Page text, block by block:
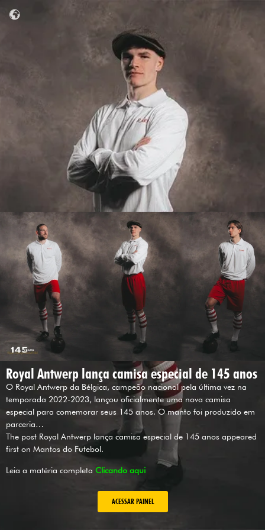
Royal Antwerp lança camisa especial de 145 anos
O Royal Antwerp da Bélgica, campeão nacional pela última vez na
temporada 2022-2023, lançou oficialmente uma nova camisa
especial para comemorar seus 145 anos. O manto foi produzido em
parceria…
The post Royal Antwerp lança camisa especial de 145 anos appeared
first on Mantos do Futebol.
Leia a matéria completa Clicando aqui
ACESSAR PAINEL